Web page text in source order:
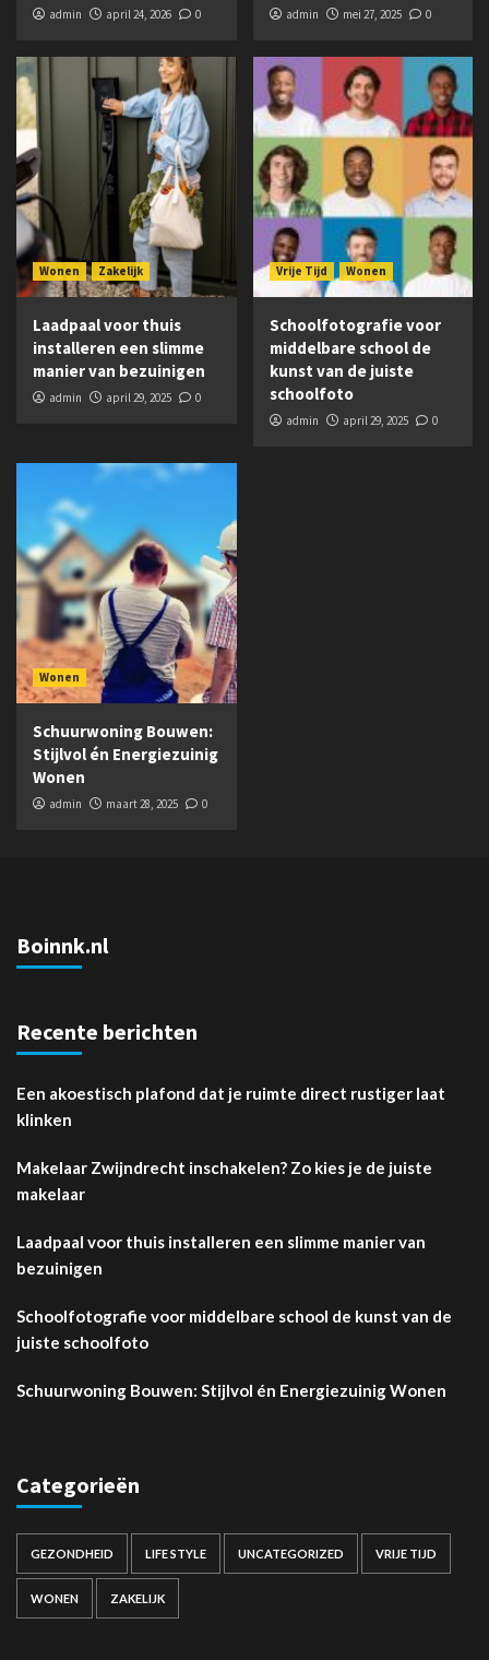
admin april 24, 2026 0 admin mei 27, 2025 0
Wonen Zakelijk
Laadpaal voor thuis
installeren een slimme
manier van bezuinigen
admin april 29, 2025 0
Vrije Tijd Wonen
Schoolfotografie voor
middelbare school de
kunst van de juiste
schoolfoto
admin april 29, 2025 0
Wonen
Schuurwoning Bouwen:
Stijlvol én Energiezuinig
Wonen
admin maart 28, 2025 0
Boinnk.nl
Recente berichten
Een akoestisch plafond dat je ruimte direct rustiger laat
klinken
Makelaar Zwijndrecht inschakelen? Zo kies je de juiste
makelaar
Laadpaal voor thuis installeren een slimme manier van
bezuinigen
Schoolfotografie voor middelbare school de kunst van de
juiste schoolfoto
Schuurwoning Bouwen: Stijlvol én Energiezuinig Wonen
Categorieën
GEZONDHEID LIFE STYLE UNCATEGORIZED VRIJE TIJD
WONEN ZAKELIJK